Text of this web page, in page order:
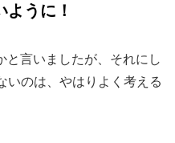
うに！
言いましたが、それにし
いのは、やはりよく考える